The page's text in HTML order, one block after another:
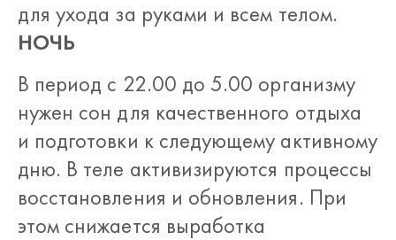
для ухода за руками и всем телом.
НОЧЬ
В период с 22.00 до 5.00 организму
нужен сон для качественного отдыха
и подготовки к следующему активному
дню. В теле активизируются процессы
восстановления и обновления. При
этом снижается выработка